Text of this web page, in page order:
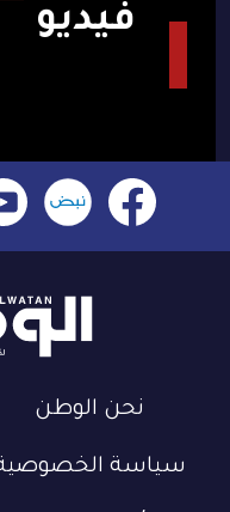
فيديو
نحن الوطن
سياسة